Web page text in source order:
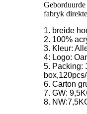
fabryk
1. breide
2. 100%
3. Kleur:
4: Logo:
5. Packing:
6. Carton
7. GW:
8.